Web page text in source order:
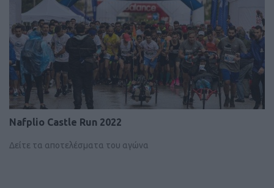
Nafplio Castle Run 2022
Δείτε τα αποτελέσματα του αγώνα